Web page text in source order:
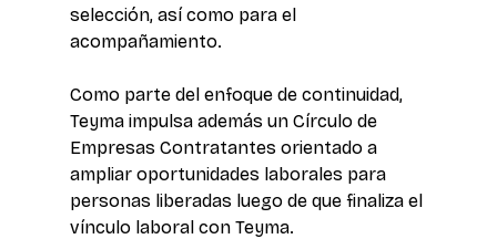
selección, así como para el
acompañamiento.
Como parte del enfoque de continuidad,
Teyma impulsa además un Círculo de
Empresas Contratantes orientado a
ampliar oportunidades laborales para
personas liberadas luego de que finaliza el
vínculo laboral con Teyma.